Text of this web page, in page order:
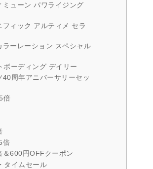
ミューン パワライジング
フィック アルティメ セラ
ラーレーション スペシャル
ボーディング デイリー
40周年アニバーサリーセッ
倍
倍
＆600円OFFクーポン
タイムセール